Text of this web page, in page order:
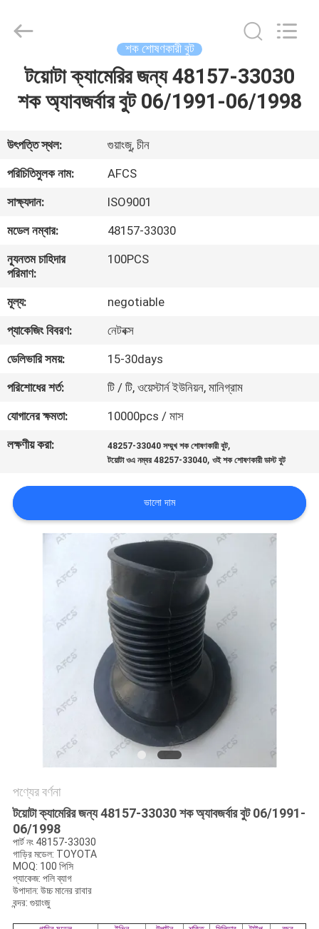
বাড়ি
ভিডিও
আমাদের
সম্পর্কে
পরিদর্শন
মান
নিয়ন্ত্রণ
আমাদের
সাথে
করুন
গোপনীয়তা
নীতি
PARTS
Reserved.
শক শোষণকারী বুট
টয়োটা ক্যামেরির জন্য 48157-33030
শক অ্যাবজর্বার বুট 06/1991-06/1998
উৎপত্তি স্থল:
গুয়াংজু, চীন
পরিচিতিমুলক নাম:
AFCS
সাক্ষ্যদান:
ISO9001
মডেল নম্বার:
48157-33030
ন্যূনতম চাহিদার
পরিমাণ:
100PCS
মূল্য:
negotiable
প্যাকেজিং বিবরণ:
নেটবক্স
ডেলিভারি সময়:
15-30days
পরিশোধের শর্ত:
টি / টি, ওয়েস্টার্ন ইউনিয়ন, মানিগ্রাম
যোগানের ক্ষমতা:
10000pcs / মাস
লক্ষণীয় করা:
48257-33040 সম্মুখ শক শোষণকারী বুট,
টয়োটা ওএ নম্বর 48257-33040,ওই শক শোষণকারী ডাস্ট বুট
ভালো দাম
পণ্যের বর্ণনা
টয়োটা ক্যামেরির জন্য 48157-33030 শক অ্যাবজর্বার বুট 06/1991-
06/1998
পার্ট নং 48157-33030
গাড়ির মডেল: TOYOTA
MOQ: 100 পিসি
প্যাকেজ: পলি ব্যাগ
উপাদান: উচ্চ মানের রাবার
বন্দর: গুয়াংজু